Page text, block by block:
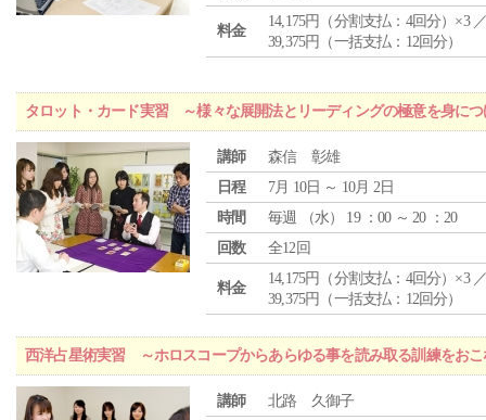
料金
14,175円（分割支払：4回分）×3
39,375円（一括支払：12回分）
タロット・カード実習 ～様々な展開法とリーディングの極意を身につ
講師
森信 彰雄
日程
7月 10日 ～ 10月 2日
時間
毎週 （水） 19 ：00 ～ 20 ：20
回数
全12回
料金
14,175円（分割支払：4回分）×3
39,375円（一括支払：12回分）
西洋占星術実習 ～ホロスコープからあらゆる事を読み取る訓練をおこ
講師 北路 久御子